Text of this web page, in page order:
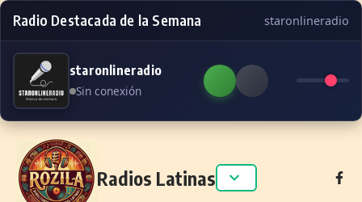
Radio Destacada de la Semana staronlineradio
staronlineradio
Sin conexión
Skip to content
Radios Latinas